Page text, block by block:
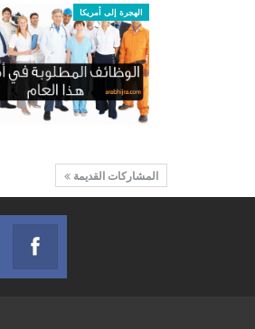
الهجرة إلى أمريكا
المشاركات القديمة